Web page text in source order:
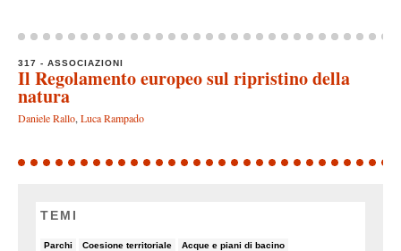
317 - ASSOCIAZIONI
Il Regolamento europeo sul ripristino della
natura
Daniele Rallo, Luca Rampado
TEMI
Parchi
6/90 Coesione territoriale
8/90 Acque e piani di bacino
5/90